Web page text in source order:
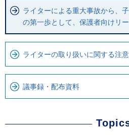
す
ル
で
す
ライターによる重大事故から、
の第一歩として、保護者向けリ
ライターの取り扱いに関する注
議事録・配布資料